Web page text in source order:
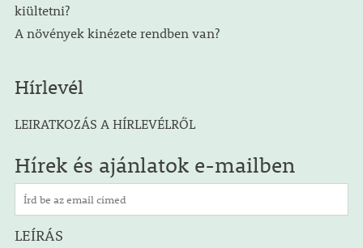
kiültetni?
A növények kinézete rendben van?
Hírlevél
LEIRATKOZÁS A HÍRLEVÉLRŐL
Hírek és ajánlatok e-mailben
LEÍRÁS